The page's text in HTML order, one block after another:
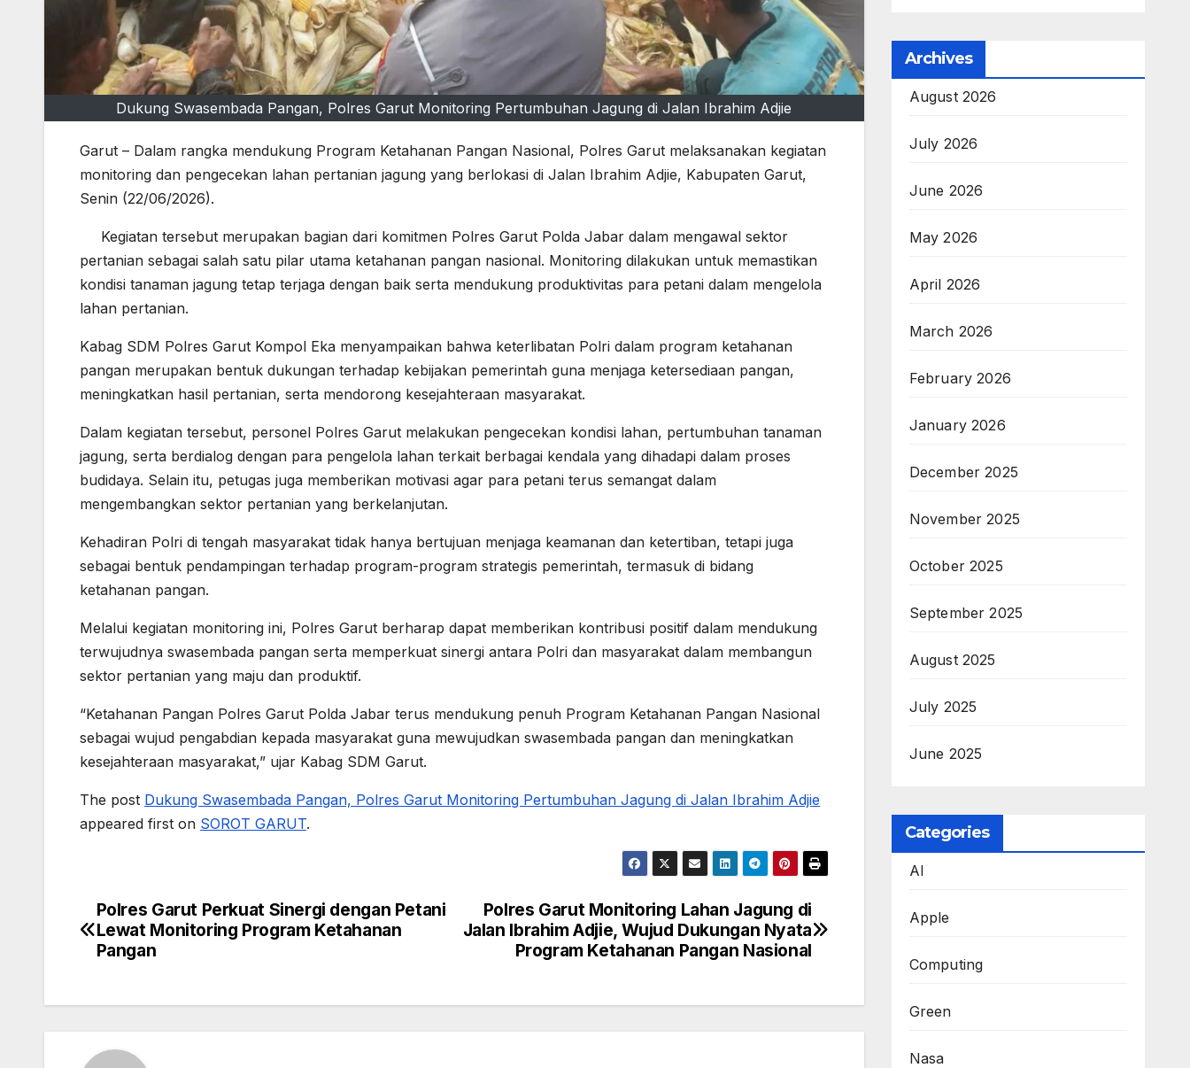
Dukung Swasembada Pangan, Polres Garut Monitoring Pertumbuhan Jagung di Jalan Ibrahim Adjie
Garut – Dalam rangka mendukung Program Ketahanan Pangan Nasional, Polres Garut melaksanakan kegiatan
monitoring dan pengecekan lahan pertanian jagung yang berlokasi di Jalan Ibrahim Adjie, Kabupaten Garut,
Senin (22/06/2026).
Kegiatan tersebut merupakan bagian dari komitmen Polres Garut Polda Jabar dalam mengawal sektor
pertanian sebagai salah satu pilar utama ketahanan pangan nasional. Monitoring dilakukan untuk memastikan
kondisi tanaman jagung tetap terjaga dengan baik serta mendukung produktivitas para petani dalam mengelola
lahan pertanian.
Kabag SDM Polres Garut Kompol Eka menyampaikan bahwa keterlibatan Polri dalam program ketahanan
pangan merupakan bentuk dukungan terhadap kebijakan pemerintah guna menjaga ketersediaan pangan,
meningkatkan hasil pertanian, serta mendorong kesejahteraan masyarakat.
Dalam kegiatan tersebut, personel Polres Garut melakukan pengecekan kondisi lahan, pertumbuhan tanaman
jagung, serta berdialog dengan para pengelola lahan terkait berbagai kendala yang dihadapi dalam proses
budidaya. Selain itu, petugas juga memberikan motivasi agar para petani terus semangat dalam
mengembangkan sektor pertanian yang berkelanjutan.
Kehadiran Polri di tengah masyarakat tidak hanya bertujuan menjaga keamanan dan ketertiban, tetapi juga
sebagai bentuk pendampingan terhadap program-program strategis pemerintah, termasuk di bidang
ketahanan pangan.
Melalui kegiatan monitoring ini, Polres Garut berharap dapat memberikan kontribusi positif dalam mendukung
terwujudnya swasembada pangan serta memperkuat sinergi antara Polri dan masyarakat dalam membangun
sektor pertanian yang maju dan produktif.
“Ketahanan Pangan Polres Garut Polda Jabar terus mendukung penuh Program Ketahanan Pangan Nasional
sebagai wujud pengabdian kepada masyarakat guna mewujudkan swasembada pangan dan meningkatkan
kesejahteraan masyarakat,” ujar Kabag SDM Garut.
The post Dukung Swasembada Pangan, Polres Garut Monitoring Pertumbuhan Jagung di Jalan Ibrahim Adjie
appeared first on SOROT GARUT.
Post
navigation
Polres Garut Monitoring Lahan Jagung di
Jalan Ibrahim Adjie, Wujud Dukungan Nyata
Program Ketahanan Pangan Nasional
Polres Garut Perkuat Sinergi dengan Petani
Lewat Monitoring Program Ketahanan
Pangan
Archives
August 2026
July 2026
June 2026
May 2026
April 2026
March 2026
February 2026
January 2026
December 2025
November 2025
October 2025
September 2025
August 2025
July 2025
June 2025
Categories
AI
Apple
Computing
Green
Nasa